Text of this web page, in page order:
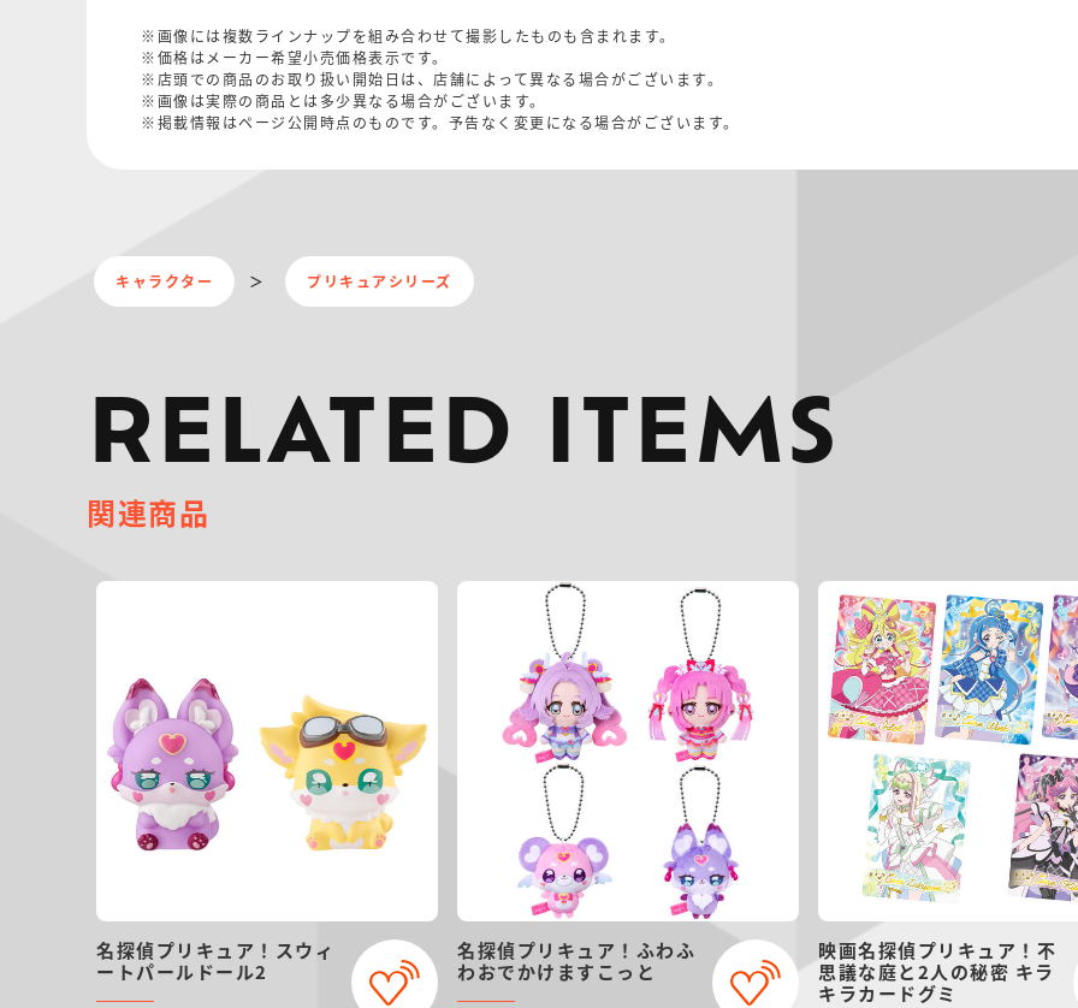
※画像には複数ラインナップを組み合わせて撮影したものも含まれます。
※価格はメーカー希望小売価格表示です。
※店頭での商品のお取り扱い開始日は、店舗によって異なる場合がございます。
※画像は実際の商品とは多少異なる場合がございます。
※掲載情報はページ公開時点のものです。予告なく変更になる場合がございます。
キャラクター プリキュアシリーズ
RELATED ITEMS
関連商品
名探偵プリキュア！スウィ
ートパールドール2
名探偵プリキュア！ふわふ
わおでかけますこっと
映画名探偵プリキュア！不
思議な庭と2人の秘密 キラ
キラカードグミ